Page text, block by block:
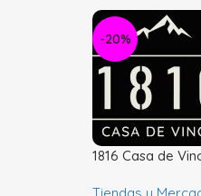
-20%
1816 Casa de